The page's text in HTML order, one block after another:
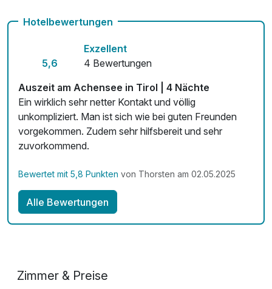
Kostenloses W-LAN
Hotelbewertungen
5,6
Exzellent
4 Bewertungen
Auszeit am Achensee in Tirol | 4 Nächte
Ein wirklich sehr netter Kontakt und völlig
unkompliziert. Man ist sich wie bei guten Freunden
vorgekommen. Zudem sehr hilfsbereit und sehr
zuvorkommend.
Bewertet mit 5,8 Punkten von Thorsten am 02.05.2025
Alle Bewertungen
Zimmer & Preise